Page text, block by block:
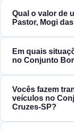
Qual o valor de
Pastor, Mogi
Em quais
no Conjunto
Vocês fazem
veículos no
Cruzes‑SP?